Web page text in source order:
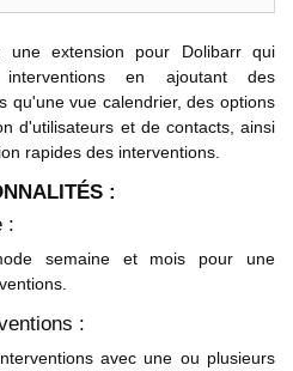
une extension pour Dolibarr qui
en ajoutant des
qu'une vue calendrier, des options
d'utilisateurs et de contacts, ainsi
rapides des interventions.
:
:
semaine et mois pour une
:
avec une ou plusieurs